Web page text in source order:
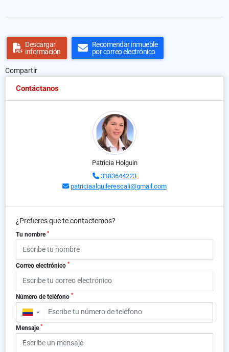
Descargar
información
Recomendar inmueble
por correo electrónico
Compartir
Contáctanos
Patricia Holguin
3183644223
patriciaalquilerescali@gmail.com
¿Prefieres que te contactemos?
Tu nombre *
Correo electrónico *
Número de teléfono *
▼
Mensaje *